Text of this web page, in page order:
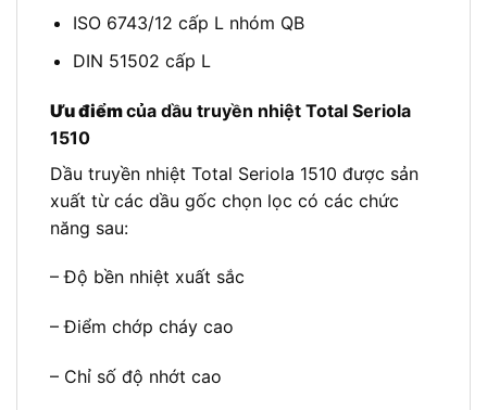
ISO 6743/12 cấp L nhóm QB
DIN 51502 cấp L
Ưu điểmcủa dầu truyền nhiệt Total Seriola
1510
Dầu truyền nhiệt Total Seriola 1510 được sản
xuất từ các dầu gốc chọn lọc có các chức
năng sau:
– Độ bền nhiệt xuất sắc
– Điểm chớp cháy cao
– Chỉ số độ nhớt cao